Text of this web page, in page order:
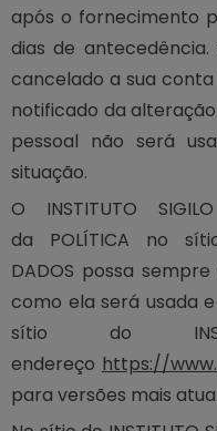
após o fornecimento
dias de antecedência.
cancelado a sua conta
notificado da alteração
pessoal não será
situação.
O INSTITUTO
da POLÍTICA no
DADOS possa
como ela será usada
sítio do
endereço https://
para versões mais